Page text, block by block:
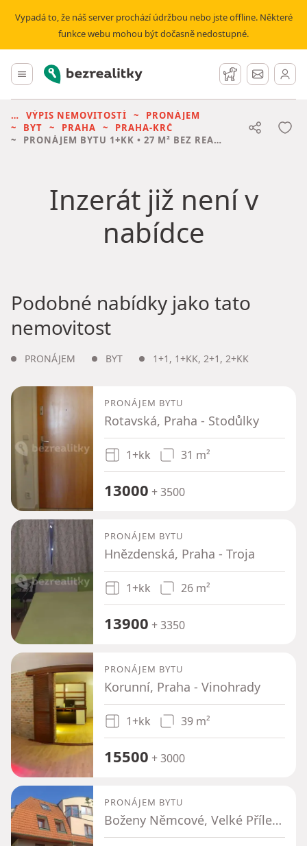
Vypadá to, že náš server prochází údržbou nebo jste offline. Některé
funkce webu mohou být dočasně nedostupné.
Hlavní menu
Bezrealitky Hlídací pes
Zprávy
VÝPIS NEMOVITOSTÍ
PRONÁJEM
BYT
PRAHA
PRAHA-KRČ
PRONÁJEM BYTU 1+KK • 27 M² BEZ REALITKY
Inzerát již není v
nabídce
Podobné nabídky jako tato
nemovitost
PRONÁJEM BYT 1+1 , 1+KK, 2+1 , 2+KK
PRONÁJEM BYTU
Rotavská, Praha - Stodůlky
1+kk 31 m²
13000 + 3500
PRONÁJEM BYTU
Hnězdenská, Praha - Troja
1+kk 26 m²
13900 + 3350
PRONÁJEM BYTU
Korunní, Praha - Vinohrady
1+kk 39 m²
15500 + 3000
PRONÁJEM BYTU
Boženy Němcové, Velké Přílepy - Kamýk u Velkých Přílep, Středočeský kraj